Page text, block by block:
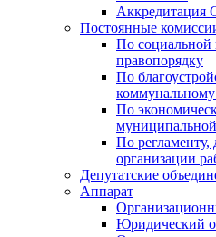
Постоянные
По социальной
правопорядку
По
коммунальному
По
По регламенту,
организации
Депутатские
Аппарат
Юридический